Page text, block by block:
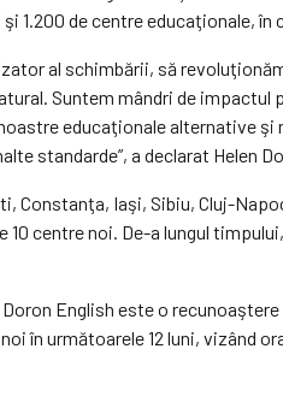
1.200 de centre educaţionale,
al schimbării, să
Suntem mândri de impactul
educaţionale alternative
standarde”, a declarat Helen
Constanţa, Iaşi, Sibiu, Cluj-
centre noi. De-a lungul
English este o
în următoarele 12 luni, vizând